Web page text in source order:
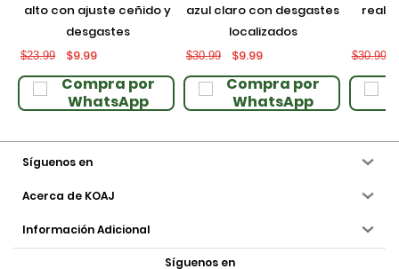
alto con ajuste ceñido y
desgastes
$23.99 $9.99
Compra por
WhatsApp
azul claro con desgastes
localizados
$30.99 $9.99
Compra por
WhatsApp
$30.99
Síguenos en
Acerca de KOAJ
Información Adicional
Síguenos en